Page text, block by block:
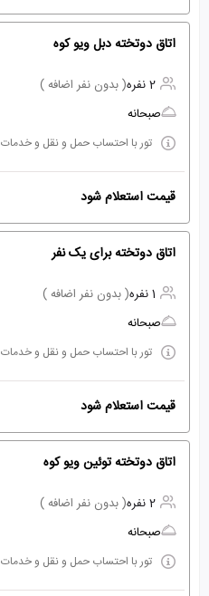
اتاق دوتخته دبل ویو کوه
2 نفره
( بدون نفر اضافه )
صبحانه
تور با احتساب حمل و نقل و خدمات
قیمت استعلام شود
اتاق دوتخته برای یک نفر
1 نفره
( بدون نفر اضافه )
صبحانه
تور با احتساب حمل و نقل و خدمات
قیمت استعلام شود
اتاق دوتخته توئین ویو کوه
2 نفره
( بدون نفر اضافه )
صبحانه
تور با احتساب حمل و نقل و خدمات